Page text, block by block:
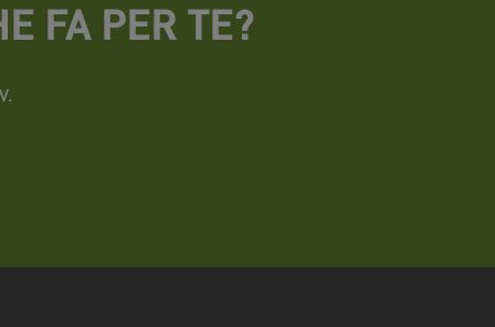
FA PER TE?